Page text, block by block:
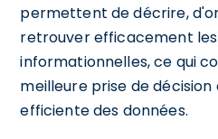
permettent de décrire,
retrouver efficacement
informationnelles, ce qui
meilleure prise de
efficiente des données.